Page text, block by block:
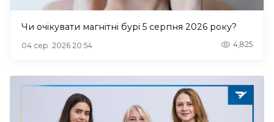
Чи очікувати магнітні бурі 5 серпня 2026 року?
04 сер. 2026 20:54 4,825